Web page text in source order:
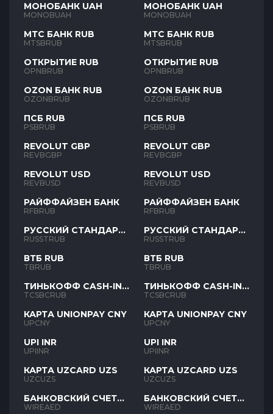
МОНОБАНК UAH
MONOBUAH
МТС БАНК RUB
MTSBRUB
ОТКРЫТИЕ RUB
OPNBRUB
OZON БАНК RUB
OZONBRUB
ПСБ RUB
PSBRUB
REVOLUT GBP
REVBGBP
REVOLUT USD
REVBUSD
РАЙФФАЙЗЕН БАНК
RFBRUB
РУССКИЙ СТАНДАРТ
RUB
RUSSTRUB
ВТБ RUB
TBRUB
ТИНЬКОФФ CASH-IN
RUB
TCSBCRUB
КАРТА UNIONPAY CNY
UPCNY
UPI INR
UPIINR
КАРТА UZCARD UZS
UZCUZS
БАНКОВСКИЙ СЧЕТ
AED
WIREAED
МОНОБАНК UAH
MONOBUAH
МТС БАНК RUB
MTSBRUB
ОТКРЫТИЕ RUB
OPNBRUB
OZON БАНК RUB
OZONBRUB
ПСБ RUB
PSBRUB
REVOLUT GBP
REVBGBP
REVOLUT USD
REVBUSD
РАЙФФАЙЗЕН БАНК
RFBRUB
РУССКИЙ СТАНДАРТ
RUB
RUSSTRUB
ВТБ RUB
TBRUB
ТИНЬКОФФ CASH-IN
RUB
TCSBCRUB
КАРТА UNIONPAY CNY
UPCNY
UPI INR
UPIINR
КАРТА UZCARD UZS
UZCUZS
БАНКОВСКИЙ СЧЕТ
AED
WIREAED